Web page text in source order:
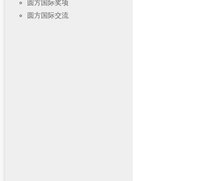
圆方国际奖项
圆方国际交流